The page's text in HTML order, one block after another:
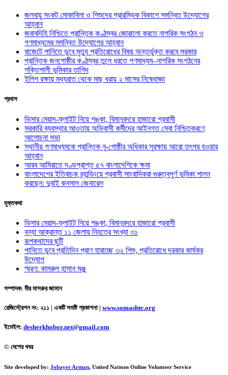
জলবায়ু সংকট মোকাবিলা ও শিশুদের প্রারম্ভিক বিকাশে সমন্বিত উদ্যোগের
আহ্বান
জবাবদিহি নিশ্চিতে প্রান্তিক কণ্ঠস্বর জোরালো করতে নাগরিক সংগঠন ও
গণমাধ্যমের সমন্বিত উদ্যোগের আহ্বান
বাজেটে পানিতে ডুবে মৃত্যু প্রতিরোধের বিষয় অন্তর্ভুক্ত করবে সরকার
প্রান্তিক জনগোষ্ঠীর কণ্ঠস্বর তুলে ধরতে গণমাধ্যম–নাগরিক সংগঠনের
শক্তিশালী ভূমিকার তাগিদ
ইলিশ রক্ষায় মধ্যরাত থেকে মাছ ধরায় ২ মাসের নিষেধাজ্ঞা
প্রবাস
ভিসার মেয়াদ-ফ্লাইট নিয়ে শঙ্কা, বিমানবন্দরে হাজারো প্রবাসী
সরকারি ব্যবস্থার আওতায় অভিবাসী কর্মীদের আইনগত সেবা নিশ্চিতকরণে
আলোচনা সভা
স্থানীয় গণমাধ্যমকে প্রান্তিক নৃ-গোষ্ঠীর অধিকার সুরক্ষায় আরো তৎপর হওয়ার
আহ্বান
আরব আমিরাতে দণ্ডপ্রাপ্ত ৫৭ বাংলাদেশিকে ক্ষমা
বাংলাদেশের ইতিবাচক ব্র্যান্ডিংয়ে প্রবাসী সাংবাদিকরা গুরুত্বপূর্ণ ভূমিকা পালন
করছেন: দুবাই কনসাল জেনারেল
মুক্তকথা
ভিসার মেয়াদ-ফ্লাইট নিয়ে শঙ্কা, বিমানবন্দরে হাজারো প্রবাসী
বন্যা আক্রান্ত ১১ জেলায় নিহতের সংখ্যা ৩১
রূপকথাদের ছুটি
পানিতে ডুবে প্রতিদিন প্রাণ হারাচ্ছে ৩২ শিশু, প্রতিরোধে দরকার কার্যকর
উদ্যোগ
স্মরণ: কামরুল হাসান মঞ্জু
সম্পাদক: মীর মাসরুর জামান
রেজিস্ট্রেশন নং: ২১১ | একটি সমষ্টি প্রকাশনা | www.somashte.org
ইমেইল: desherkhobor.net@gmail.com
© দেশের খবর
Site developed by: Jobayer Arman, United Nations Online Volunteer Service